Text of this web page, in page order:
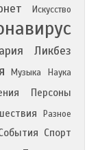
Искусство
Ликбез
Музыка Наука
Персоны
Разное
Спорт